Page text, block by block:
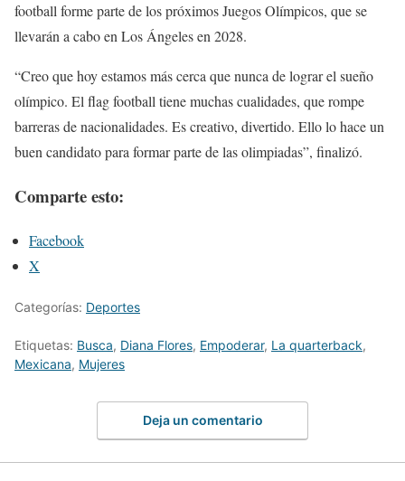
football forme parte de los próximos Juegos Olímpicos, que se
llevarán a cabo en Los Ángeles en 2028.
“Creo que hoy estamos más cerca que nunca de lograr el sueño
olímpico. El flag football tiene muchas cualidades, que rompe
barreras de nacionalidades. Es creativo, divertido. Ello lo hace un
buen candidato para formar parte de las olimpiadas”, finalizó.
Comparte esto:
Facebook
X
Categorías: Deportes
Etiquetas: Busca, Diana Flores, Empoderar, La quarterback,
Mexicana, Mujeres
Deja un comentario